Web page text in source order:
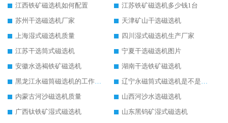
江西铁矿磁选机如何配置
江苏铁矿磁选机多少钱1台
苏州干选磁选机厂家
天津矿山干选磁选机
上海湿式磁选机质量
四川湿式磁选机生产厂家
江苏干选筒式磁选机
宁夏干选磁选机图片
安徽水选褐铁矿磁选机
湖南干选铁矿磁选机
黑龙江永磁筒磁选机的工作原理
辽宁永磁筒式磁选机是不是强磁
内蒙古河沙磁选机质量
山西河沙水选磁选机
广西钛铁矿湿式磁选机
山东黑钨矿湿式磁选机